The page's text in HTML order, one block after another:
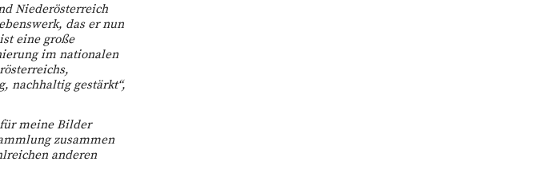
Niederösterreich
das er nun
eine große
im nationalen
nachhaltig gestärkt“,
meine Bilder
zusammen
anderen